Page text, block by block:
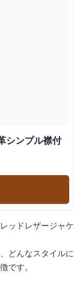
シンプル襟付
ッドレザージャケ
どんなスタイルに
です。